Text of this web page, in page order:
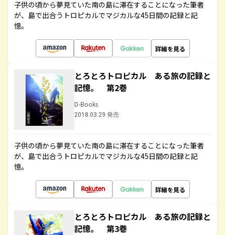
子供の頃から夢見ていた南の島に滞在することになった筆者
が、島で出合うトロピカルでマジカルな45日間の記録と記
憶。
詳細を見る
とろとろトロピカル ある旅の記録と
記憶。 第2巻
D-Books
2018.03.29 発売
子供の頃から夢見ていた南の島に滞在することになった筆者
が、島で出合うトロピカルでマジカルな45日間の記録と記
憶。
詳細を見る
とろとろトロピカル ある旅の記録と
記憶。 第3巻